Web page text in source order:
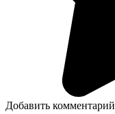
Добавить комментарий